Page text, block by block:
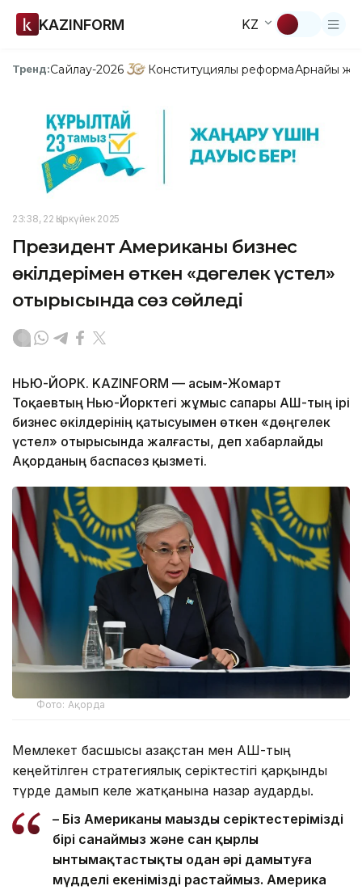
KAZINFORM KZ
Тренд:Сайлау-2026 Конституциялық реформаАрнайы
23:38, 22 Қыркүйек 2025
Президент Американың бизнес
өкілдерімен өткен «дөңгелек үстел»
отырысында сөз сөйледі
НЬЮ-ЙОРК. KAZINFORM — Қасым-Жомарт
Тоқаевтың Нью-Йорктегі жұмыс сапары АҚШ-тың ірі
бизнес өкілдерінің қатысуымен өткен «дөңгелек
үстел» отырысында жалғасты, деп хабарлайды
Ақорданың баспасөз қызметі.
Фото: Ақорда
Мемлекет басшысы Қазақстан мен АҚШ-тың
кеңейтілген стратегиялық серіктестігі қарқынды
түрде дамып келе жатқанына назар аударды.
– Біз Американы маңызды серіктестеріміздің
бірі санаймыз және сан қырлы
ынтымақтастықты одан әрі дамытуға
мүдделі екенімізді растаймыз. Америка